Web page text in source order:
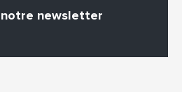
notre newsletter